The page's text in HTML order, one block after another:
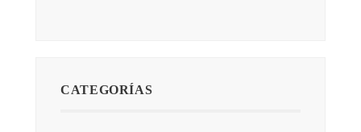
CATEGORÍAS